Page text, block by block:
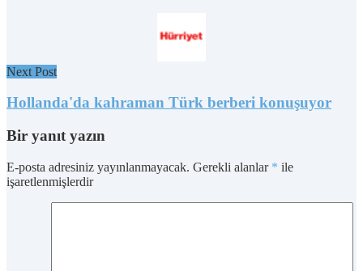
Next Post
Hollanda'da kahraman Türk berberi konuşuyor
Bir yanıt yazın
E-posta adresiniz yayınlanmayacak. Gerekli alanlar * ile
işaretlenmişlerdir